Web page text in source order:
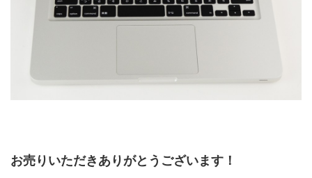
お売りいただきありがとうございます！